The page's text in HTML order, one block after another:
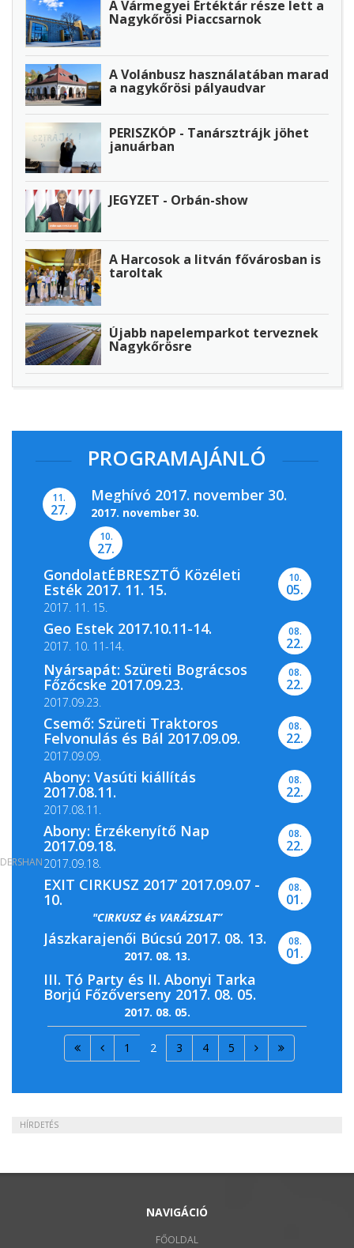
A Vármegyei Értéktár része lett a
Nagykőrösi Piaccsarnok
A Volánbusz használatában marad
a nagykőrösi pályaudvar
PERISZKÓP - Tanársztrájk jöhet
januárban
JEGYZET - Orbán-show
A Harcosok a litván fővárosban is
taroltak
Újabb napelemparkot terveznek
Nagykőrösre
PROGRAMAJÁNLÓ
11.
27.
Meghívó 2017. november 30.
2017. november 30.
A Magyar Nemzeti Levéltár Pest Megyei
Levéltára, valamint a...
10.
27.
GondolatÉBRESZTŐ Közéleti
Esték 2017. 11. 15.
2017. 11. 15.
10.
05.
Geo Estek 2017.10.11-14.
2017. 10. 11-14.
08.
22.
Nyársapát: Szüreti Bográcsos
Főzőcske 2017.09.23.
2017.09.23.
08.
22.
Csemő: Szüreti Traktoros
Felvonulás és Bál 2017.09.09.
2017.09.09.
08.
22.
Abony: Vasúti kiállítás
2017.08.11.
2017.08.11.
08.
22.
Abony: Érzékenyítő Nap
2017.09.18.
2017.09.18.
08.
22.
EXIT CIRKUSZ 2017’ 2017.09.07 -
10.
"CIRKUSZ és VARÁZSLAT”
08.
01.
Jászkarajenői Búcsú 2017. 08. 13.
2017. 08. 13.
08.
01.
III. Tó Party és II. Abonyi Tarka
Borjú Főzőverseny 2017. 08. 05.
2017. 08. 05.
1 2 3 4 5
HÍRDETÉS
NAVIGÁCIÓ
FŐOLDAL
DERSHAN